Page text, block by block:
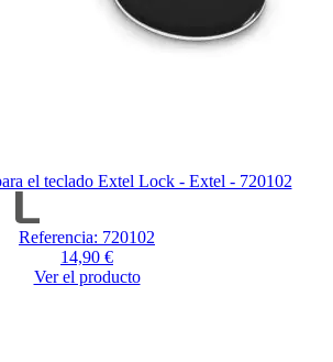
el teclado Extel Lock - Extel - 720102
Referencia: 720102
14,90 €
Ver el producto